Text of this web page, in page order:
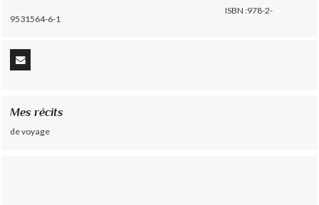
ISBN :978-2-
9531564-6-1
Mes récits
de voyage